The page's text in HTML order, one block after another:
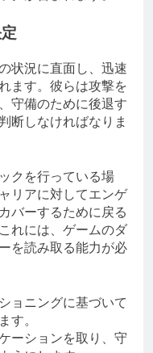
状況に直面し、迅速
ます。彼らは攻撃を
守備のために後退す
断しなければなりま
クを行っている場
リアに対してエンゲ
バーするために戻る
れには、ゲームのダ
を読み取る能力が必
ョニングに基づいて
す。
ーションを取り、守